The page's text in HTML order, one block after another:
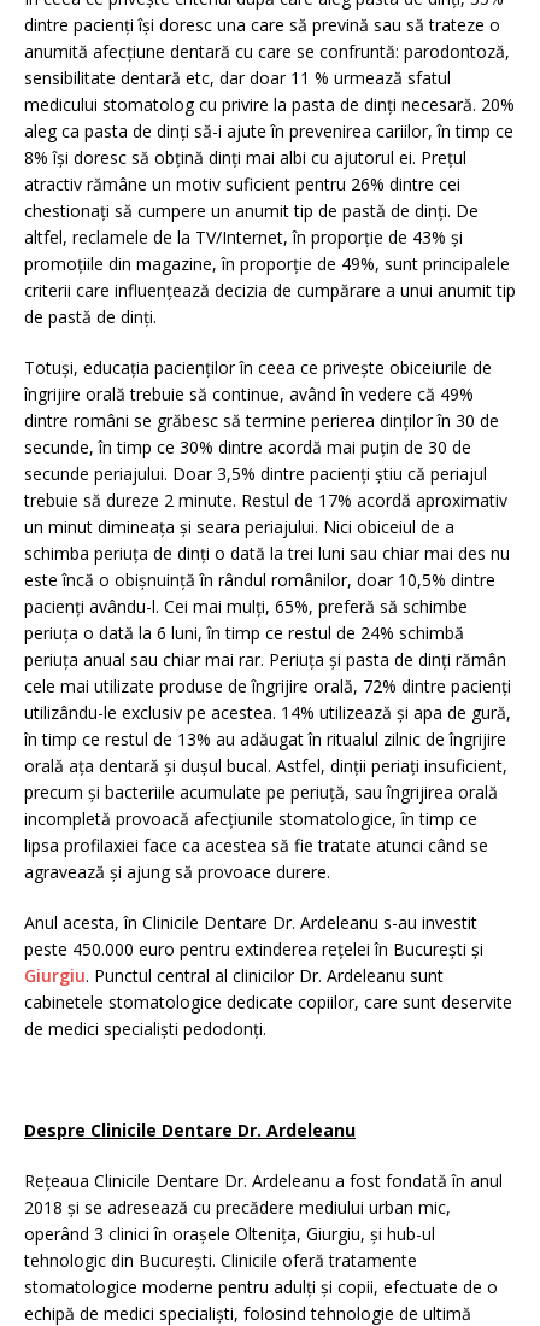
dintre pacienți își doresc una care să prevină sau să trateze o
anumită afecțiune dentară cu care se confruntă: parodontoză,
sensibilitate dentară etc, dar doar 11 % urmează sfatul
medicului stomatolog cu privire la pasta de dinți necesară. 20%
aleg ca pasta de dinți să-i ajute în prevenirea cariilor, în timp ce
8% își doresc să obțină dinți mai albi cu ajutorul ei. Prețul
atractiv rămâne un motiv suficient pentru 26% dintre cei
chestionați să cumpere un anumit tip de pastă de dinți. De
altfel, reclamele de la TV/Internet, în proporție de 43% și
promoțiile din magazine, în proporție de 49%, sunt principalele
criterii care influențează decizia de cumpărare a unui anumit tip
de pastă de dinți.
Totuși, educația pacienților în ceea ce privește obiceiurile de
îngrijire orală trebuie să continue, având în vedere că 49%
dintre români se grăbesc să termine perierea dinților în 30 de
secunde, în timp ce 30% dintre acordă mai puțin de 30 de
secunde periajului. Doar 3,5% dintre pacienți știu că periajul
trebuie să dureze 2 minute. Restul de 17% acordă aproximativ
un minut dimineața și seara periajului. Nici obiceiul de a
schimba periuța de dinți o dată la trei luni sau chiar mai des nu
este încă o obișnuință în rândul românilor, doar 10,5% dintre
pacienți avându-l. Cei mai mulți, 65%, preferă să schimbe
periuța o dată la 6 luni, în timp ce restul de 24% schimbă
periuța anual sau chiar mai rar. Periuța și pasta de dinți rămân
cele mai utilizate produse de îngrijire orală, 72% dintre pacienți
utilizându-le exclusiv pe acestea. 14% utilizează și apa de gură,
în timp ce restul de 13% au adăugat în ritualul zilnic de îngrijire
orală ața dentară și dușul bucal. Astfel, dinții periați insuficient,
precum și bacteriile acumulate pe periuță, sau îngrijirea orală
incompletă provoacă afecțiunile stomatologice, în timp ce
lipsa profilaxiei face ca acestea să fie tratate atunci când se
agravează și ajung să provoace durere.
Anul acesta, în Clinicile Dentare Dr. Ardeleanu s-au investit
peste 450.000 euro pentru extinderea rețelei în București și
Giurgiu. Punctul central al clinicilor Dr. Ardeleanu sunt
cabinetele stomatologice dedicate copiilor, care sunt deservite
de medici specialiști pedodonți.
Despre Clinicile Dentare Dr. Ardeleanu
Rețeaua Clinicile Dentare Dr. Ardeleanu a fost fondată în anul
2018 și se adresează cu precădere mediului urban mic,
operând 3 clinici în orașele Oltenița, Giurgiu, și hub-ul
tehnologic din București. Clinicile oferă tratamente
stomatologice moderne pentru adulți și copii, efectuate de o
echipă de medici specialiști, folosind tehnologie de ultimă